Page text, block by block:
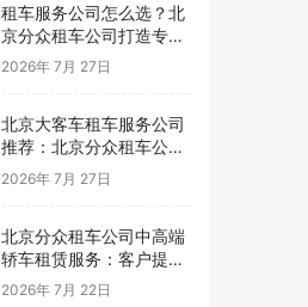
租车服务公司怎么选？北
京分众租车公司打造专业
可靠的用车服务平台
2026年 7月 27日
北京大客车租车服务公司
推荐：北京分众租车公司
为团队出行提供专业保障
2026年 7月 27日
北京分众租车公司中高端
轿车租赁服务：客户提案
与广告拍摄用车推荐，车
2026年 7月 22日